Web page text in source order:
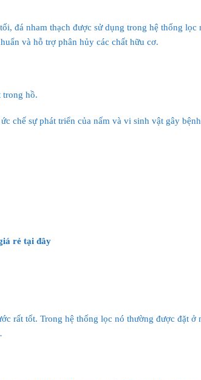
đá nham thạch được sử dụng trong hệ thống lọc
và hỗ trợ phân hủy các chất hữu cơ.
trong hồ.
chế sự phát triển của nấm và vi sinh vật gây
rẻ tại đây
rất tốt. Trong hệ thống lọc nó thường được đặt ở